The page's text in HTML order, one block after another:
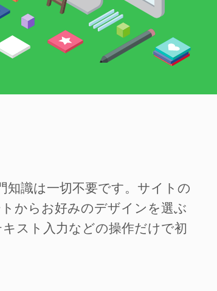
知識は一切不要です。サイトの
からお好みのデザインを選ぶ
スト入力などの操作だけで初